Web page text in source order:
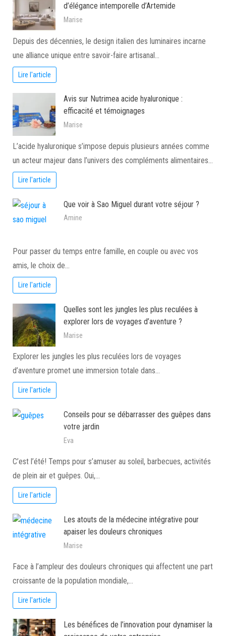
d’élégance intemporelle d’Artemide
Marise
Depuis des décennies, le design italien des luminaires incarne
une alliance unique entre savoir-faire artisanal…
Lire l'article
Avis sur Nutrimea acide hyaluronique :
efficacité et témoignages
Marise
L’acide hyaluronique s’impose depuis plusieurs années comme
un acteur majeur dans l’univers des compléments alimentaires…
Lire l'article
Que voir à Sao Miguel durant votre séjour ?
Amine
Pour passer du temps entre famille, en couple ou avec vos
amis, le choix de…
Lire l'article
Quelles sont les jungles les plus reculées à
explorer lors de voyages d’aventure ?
Marise
Explorer les jungles les plus reculées lors de voyages
d’aventure promet une immersion totale dans…
Lire l'article
Conseils pour se débarrasser des guêpes dans
votre jardin
Eva
C’est l’été! Temps pour s’amuser au soleil, barbecues, activités
de plein air et guêpes. Oui,…
Lire l'article
Les atouts de la médecine intégrative pour
apaiser les douleurs chroniques
Marise
Face à l’ampleur des douleurs chroniques qui affectent une part
croissante de la population mondiale,…
Lire l'article
Les bénéfices de l’innovation pour dynamiser la